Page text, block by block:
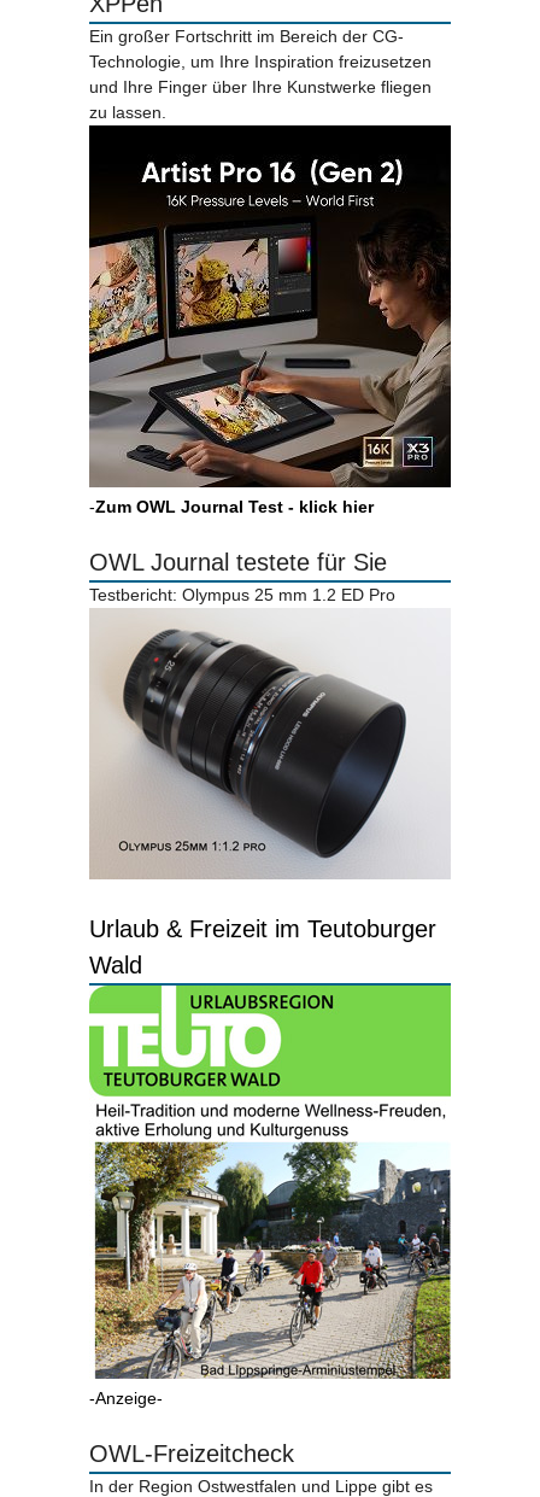
Ein großer Fortschritt im Bereich der CG-
Technologie, um Ihre Inspiration freizusetzen
und Ihre Finger über Ihre Kunstwerke fliegen
zu lassen.
-Zum OWL Journal Test - klick hier
OWL Journal testete für Sie
Testbericht: Olympus 25 mm 1.2 ED Pro
Urlaub & Freizeit im Teutoburger
Wald
-Anzeige-
OWL-Freizeitcheck
In der Region Ostwestfalen und Lippe gibt es